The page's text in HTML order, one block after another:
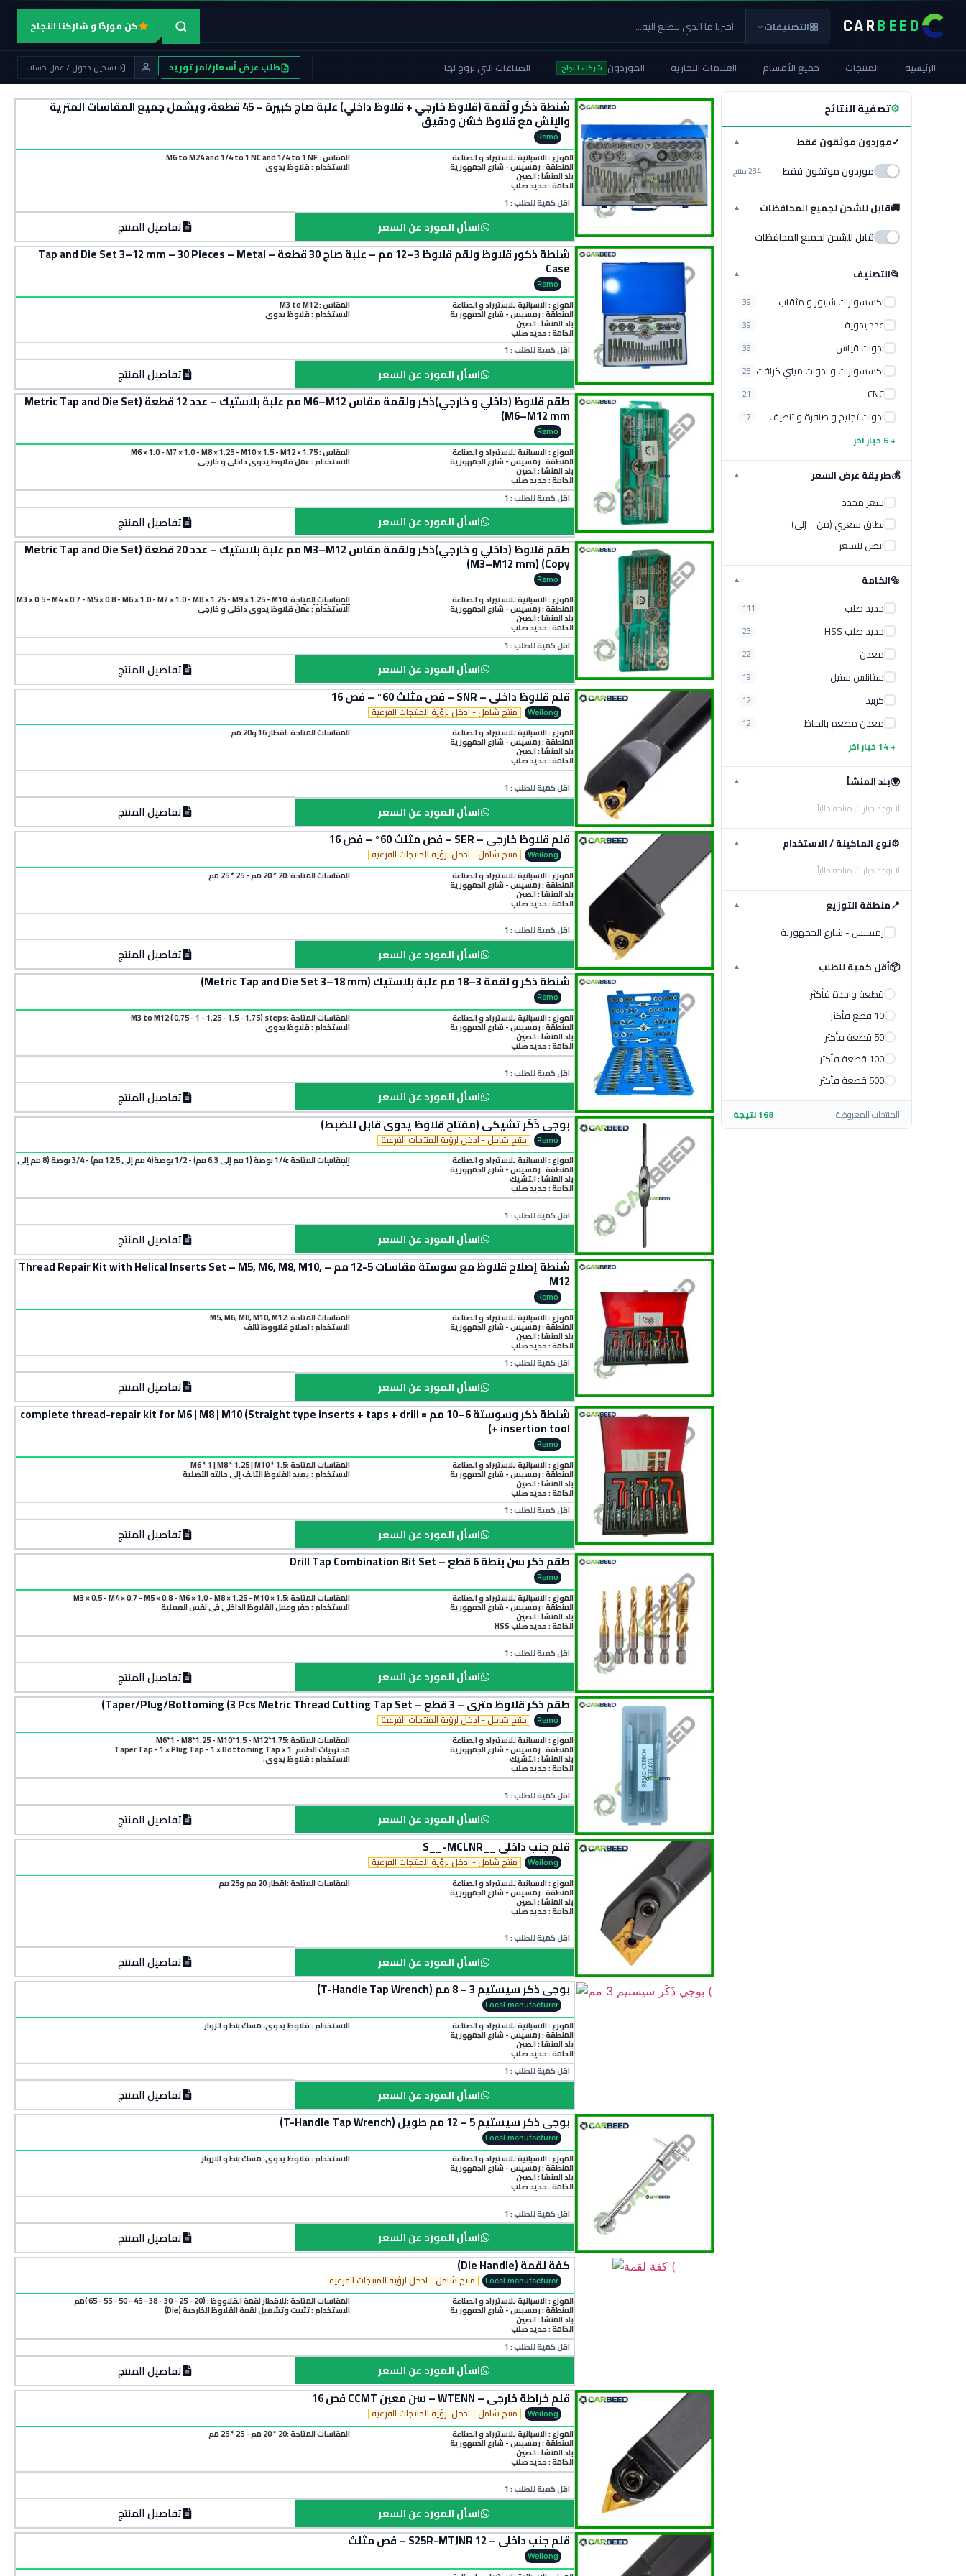
CARBEED التصنيفات كن موردًا و شاركنا النجاح
الرئيسية المنتجات جميع الأقسام العلامات التجارية الموردون شركاء النجاح الصناعات التي نروج لها طلب عرض أسعار/امر توريد تسجيل دخول / عمل حساب
شنطة ذكَر و لُقمة (قلاوظ خارجي + قلاوظ داخلي) علبة صاج كبيرة – 45 قطعة، ويشمل جميع المقاسات المترية
والإنش مع قلاوظ خشن ودقيق
Remo
الموزع : الاسبانية للاستيراد و الصناعة
المنطقة :رمسيس - شارع الجمهورية
بلد المنشأ :الصين
الخامة :حديد صلب
المقاس : M6 to M24 and 1/4 to 1 NC and 1/4 to 1 NF
الاستخدام : قلاوظ يدوي
اقل كمية للطلب : 1
تفاصيل المنتج اسأل المورد عن السعر
شنطة ذكور قلاوظ ولقم قلاوظ 3–12 مم – علبة صاج 30 قطعة – Tap and Die Set 3–12 mm – 30 Pieces – Metal
Case
Remo
الموزع : الاسبانية للاستيراد و الصناعة
المنطقة :رمسيس - شارع الجمهورية
بلد المنشأ :الصين
الخامة :حديد صلب
المقاس : M3 to M12
الاستخدام : قلاوظ يدوي
اقل كمية للطلب : 1
تفاصيل المنتج اسأل المورد عن السعر
طقم قلاوظ (داخلي و خارجي)ذكر ولقمة مقاس M6–M12 مم علبة بلاستيك – عدد 12 قطعة (Metric Tap and Die Set
M6–M12 mm)
Remo
الموزع : الاسبانية للاستيراد و الصناعة
المنطقة :رمسيس - شارع الجمهورية
بلد المنشأ :الصين
الخامة :حديد صلب
المقاس : M6 × 1.0 - M7 × 1.0 - M8 × 1.25 - M10 × 1.5 - M12 × 1.75
الاستخدام : عمل قلاوظ يدوي داخلي و خارجي
اقل كمية للطلب : 1
تفاصيل المنتج اسأل المورد عن السعر
طقم قلاوظ (داخلي و خارجي)ذكر ولقمة مقاس M3–M12 مم علبة بلاستيك – عدد 20 قطعة (Metric Tap and Die Set
M3–M12 mm) (Copy)
Remo
الموزع : الاسبانية للاستيراد و الصناعة
المنطقة :رمسيس - شارع الجمهورية
بلد المنشأ :الصين
الخامة :حديد صلب
المقاسات المتاحة :M3 × 0.5 - M4 × 0.7 - M5 × 0.8 - M6 × 1.0 - M7 × 1.0 - M8 × 1.25 - M9 × 1.25 - M10
× 1.5 - M12 × 1.75
الاستخدام : عمل قلاوظ يدوي داخلي و خارجي
اقل كمية للطلب : 1
تفاصيل المنتج اسأل المورد عن السعر
قلم قلاوظ داخلي – SNR – فص مثلث 60° – فص 16
Weilong منتج شامل - ادخل لرؤية المنتجات الفرعية
الموزع : الاسبانية للاستيراد و الصناعة
المنطقة :رمسيس - شارع الجمهورية
بلد المنشأ :الصين
الخامة :حديد صلب
المقاسات المتاحة :أقطار 16 و20 مم
اقل كمية للطلب : 1
تفاصيل المنتج اسأل المورد عن السعر
قلم قلاوظ خارجي – SER – فص مثلث 60° – فص 16
Weilong منتج شامل - ادخل لرؤية المنتجات الفرعية
الموزع : الاسبانية للاستيراد و الصناعة
المنطقة :رمسيس - شارع الجمهورية
بلد المنشأ :الصين
الخامة :حديد صلب
المقاسات المتاحة :20 * 20 مم - 25 * 25 مم
اقل كمية للطلب : 1
تفاصيل المنتج اسأل المورد عن السعر
شنطة ذكر و لقمة 3–18 مم علبة بلاستيك (Metric Tap and Die Set 3–18 mm)
Remo
الموزع : الاسبانية للاستيراد و الصناعة
المنطقة :رمسيس - شارع الجمهورية
بلد المنشأ :الصين
الخامة :حديد صلب
المقاسات المتاحة :M3 to M12 ( 0.75 - 1 - 1.25 - 1.5 - 1.75) steps
الاستخدام : قلاوظ يدوي
اقل كمية للطلب : 1
تفاصيل المنتج اسأل المورد عن السعر
بوجي ذَكَر تشيكي (مفتاح قلاوظ يدوي قابل للضبط)
Remo منتج شامل - ادخل لرؤية المنتجات الفرعية
الموزع : الاسبانية للاستيراد و الصناعة
المنطقة :رمسيس - شارع الجمهورية
بلد المنشأ :التشيك
الخامة :حديد صلب
المقاسات المتاحة :1/4 بوصة (1 مم إلى 6.3 مم) - 1/2 بوصة(4 مم إلى 12.5 مم) - 3/4 بوصة (8 مم إلى
19 مم)
اقل كمية للطلب : 1
تفاصيل المنتج اسأل المورد عن السعر
شنطة إصلاح قلاوظ مع سوستة مقاسات 5-12 مم – Thread Repair Kit with Helical Inserts Set – M5, M6, M8, M10,
M12
Remo
الموزع : الاسبانية للاستيراد و الصناعة
المنطقة :رمسيس - شارع الجمهورية
بلد المنشأ :الصين
الخامة :حديد صلب
المقاسات المتاحة :M5, M6, M8, M10, M12
الاستخدام : اصلاح قلاووظ تالف
اقل كمية للطلب : 1
تفاصيل المنتج اسأل المورد عن السعر
شنطة ذكر وسوستة 6–10 مم = complete thread-repair kit for M6 | M8 | M10 (Straight type inserts + taps + drill
+ insertion tool)
Remo
الموزع : الاسبانية للاستيراد و الصناعة
المنطقة :رمسيس - شارع الجمهورية
بلد المنشأ :الصين
الخامة :حديد صلب
المقاسات المتاحة :M6 * 1 | M8 * 1.25 | M10 * 1.5
الاستخدام : يعيد القلاوظ التالف إلى حالته الأصلية
اقل كمية للطلب : 1
تفاصيل المنتج اسأل المورد عن السعر
طقم ذكر سن بنطة 6 قطع – Drill Tap Combination Bit Set
Remo
الموزع : الاسبانية للاستيراد و الصناعة
المنطقة :رمسيس - شارع الجمهورية
بلد المنشأ :الصين
الخامة :حديد صلب HSS
المقاسات المتاحة :M3 × 0.5 - M4 × 0.7 - M5 × 0.8 - M6 × 1.0 - M8 × 1.25 - M10 × 1.5
الاستخدام : حفر وعمل القلاوظ الداخلي في نفس العملية
اقل كمية للطلب : 1
تفاصيل المنتج اسأل المورد عن السعر
طقم ذكر قلاوظ متري – 3 قطع – Taper/Plug/Bottoming (3 Pcs Metric Thread Cutting Tap Set)
Remo منتج شامل - ادخل لرؤية المنتجات الفرعية
الموزع : الاسبانية للاستيراد و الصناعة
المنطقة :رمسيس - شارع الجمهورية
بلد المنشأ :التشيك
الخامة :حديد صلب
المقاسات المتاحة :M6*1 - M8*1.25 - M10*1.5 - M12*1.75
محتويات الطقم :1 × Taper Tap - 1 × Plug Tap - 1 × Bottoming Tap
الاستخدام : قلاوظ يدوي،
اقل كمية للطلب : 1
تفاصيل المنتج اسأل المورد عن السعر
قلم جنب داخلي __S__-MCLNR
Weilong منتج شامل - ادخل لرؤية المنتجات الفرعية
الموزع : الاسبانية للاستيراد و الصناعة
المنطقة :رمسيس - شارع الجمهورية
بلد المنشأ :الصين
الخامة :حديد صلب
المقاسات المتاحة :أقطار 20 مم و25 مم
اقل كمية للطلب : 1
تفاصيل المنتج اسأل المورد عن السعر
بوجي ذَكَر سيستيم 3 – 8 مم (T-Handle Tap Wrench)
Local manufacturer
الموزع : الاسبانية للاستيراد و الصناعة
المنطقة :رمسيس - شارع الجمهورية
بلد المنشأ :الصين
الخامة :حديد صلب
الاستخدام : قلاوظ يدوي، مسك بنط و الزوار
اقل كمية للطلب : 1
تفاصيل المنتج اسأل المورد عن السعر
بوجي ذَكَر سيستيم 5 – 12 مم طويل (T-Handle Tap Wrench)
Local manufacturer
الموزع : الاسبانية للاستيراد و الصناعة
المنطقة :رمسيس - شارع الجمهورية
بلد المنشأ :الصين
الخامة :حديد صلب
الاستخدام : قلاوظ يدوي، مسك بنط و الازوار
اقل كمية للطلب : 1
تفاصيل المنتج اسأل المورد عن السعر
كفة لقمة (Die Handle)
Local manufacturer منتج شامل - ادخل لرؤية المنتجات الفرعية
الموزع : الاسبانية للاستيراد و الصناعة
المنطقة :رمسيس - شارع الجمهورية
بلد المنشأ :الصين
الخامة :حديد صلب
المقاسات المتاحة :للاقطار لقمة القلاووظ : (20 - 25 - 30 - 38 - 45 - 50 - 55 - 65 )مم
الاستخدام : تثبيت وتشغيل لقمة القلاوظ الخارجية (Die)
اقل كمية للطلب : 1
تفاصيل المنتج اسأل المورد عن السعر
قلم خراطة خارجي – WTENN – سن معين CCMT فص 16
Weilong منتج شامل - ادخل لرؤية المنتجات الفرعية
الموزع : الاسبانية للاستيراد و الصناعة
المنطقة :رمسيس - شارع الجمهورية
بلد المنشأ :الصين
الخامة :حديد صلب
المقاسات المتاحة :20 * 20 مم - 25 * 25 مم
اقل كمية للطلب : 1
تفاصيل المنتج اسأل المورد عن السعر
قلم جنب داخلي – S25R-MTJNR 12 – فص مثلث
Weilong
⚙تصفية النتائج
✓موردون موثقون فقط ▼
موردون موثقون فقط 234 منتج
🚚قابل للشحن لجميع المحافظات ▼
قابل للشحن لجميع المحافظات
📂التصنيف ▼
اكسسوارات شنيور و مثقاب 39
عدد يدوية 39
ادوات قياس 36
اكسسوارات و ادوات ميني كرافت 25
CNC
21
ادوات تجليخ و صنفرة و تنظيف 17
+ 6 خيار آخر
💰طريقة عرض السعر ▼
سعر محدد
نطاق سعري (من – إلى)
اتصل للسعر
🔩الخامة ▼
حديد صلب 111
حديد صلب HSS 23
معدن 22
ستانلس ستيل 19
كربيد 17
معدن مطعم بالماظ 12
+ 14 خيار آخر
🌍بلد المنشأ ▼
لا توجد خيارات متاحة حالياً
⚙️نوع الماكينة / الاستخدام ▼
لا توجد خيارات متاحة حالياً
📍منطقة التوزيع ▼
رمسيس - شارع الجمهورية
📦أقل كمية للطلب ▼
قطعة واحدة فأكثر
10 قطع فأكثر
50 قطعة فأكثر
100 قطعة فأكثر
500 قطعة فأكثر
المنتجات المعروضة 168 نتيجة